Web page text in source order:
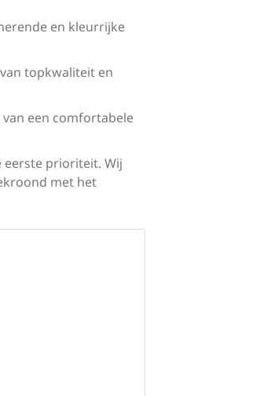
en kleurrijke
topkwaliteit en
een comfortabele
eerste prioriteit. Wij
met het